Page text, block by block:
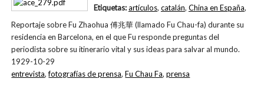
Reportaje sobre Fu Zhaohua 傅兆華 (llamado Fu Chau-fa) durante su
residencia en Barcelona, en el que Fu responde preguntas del
periodista sobre su itinerario vital y sus ideas para salvar al mundo.
1929-10-29
Etiquetas:artículos, catalán, China en España,
entrevista,fotografías de prensa,Fu Chau Fa,prensa